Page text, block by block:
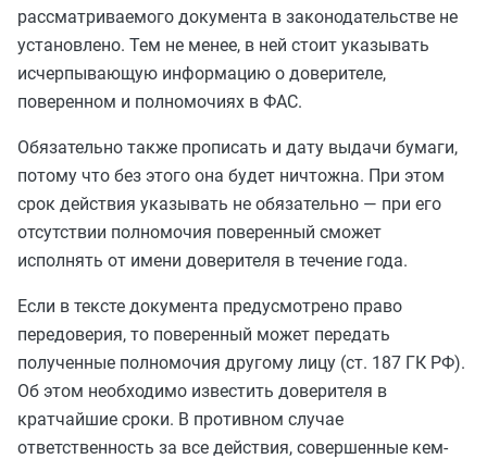
рассматриваемого документа в законодательстве не
установлено. Тем не менее, в ней стоит указывать
исчерпывающую информацию о доверителе,
поверенном и полномочиях в ФАС.
Обязательно также прописать и дату выдачи бумаги,
потому что без этого она будет ничтожна. При этом
срок действия указывать не обязательно — при его
отсутствии полномочия поверенный сможет
исполнять от имени доверителя в течение года.
Если в тексте документа предусмотрено право
передоверия, то поверенный может передать
полученные полномочия другому лицу (ст. 187 ГК РФ).
Об этом необходимо известить доверителя в
кратчайшие сроки. В противном случае
ответственность за все действия, совершенные кем-